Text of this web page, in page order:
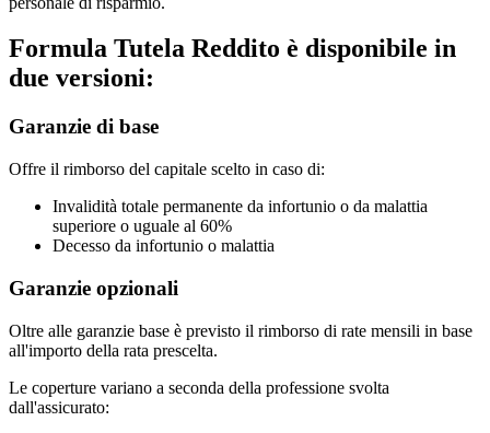
Formula Tutela Reddito è disponibile in
due versioni:
Garanzie di base
Offre il rimborso del capitale scelto in caso di:
Invalidità totale permanente da infortunio o da malattia
superiore o uguale al 60%
Decesso da infortunio o malattia
Garanzie opzionali
Oltre alle garanzie base è previsto il rimborso di rate mensili in base
all'importo della rata prescelta.
Le coperture variano a seconda della professione svolta
dall'assicurato: